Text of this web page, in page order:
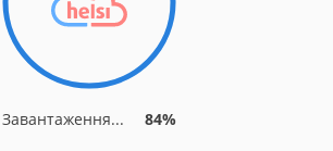
Завантаження... 84%